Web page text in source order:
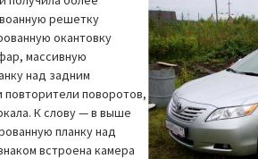
решетку
окантовку
массивную
над задним
повторители поворотов,
К слову — в выше
планку над
встроена камера